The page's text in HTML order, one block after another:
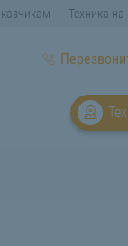
Техника на